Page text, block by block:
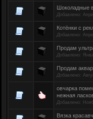
Шоколадные
Добавлено:
Котёнки с
Добавлено:
Продам
Добавлено:
Продам
Добавлено:
овчарка
нежная
Добавлено:
Вязка